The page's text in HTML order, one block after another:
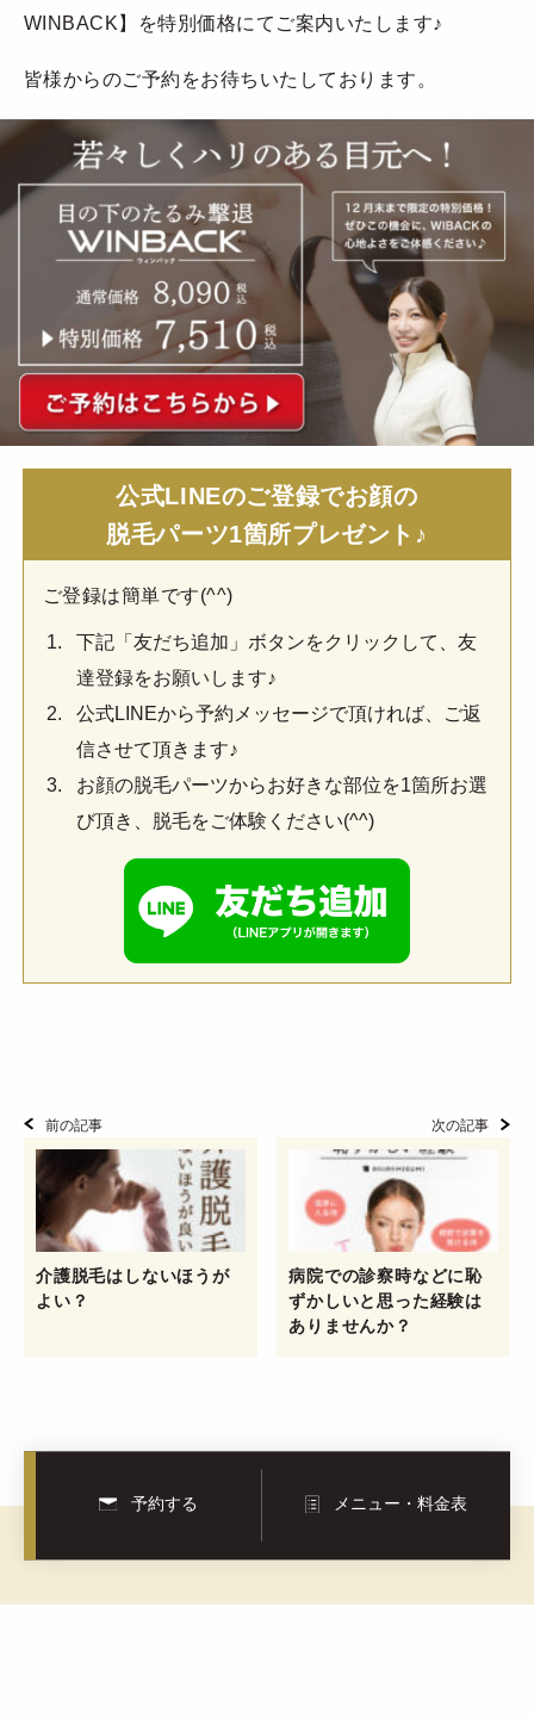
WINBACK】を特別価格にてご案内いたします♪
皆様からのご予約をお待ちいたしております。
公式LINEのご登録でお顔の
脱毛パーツ1箇所プレゼント♪
ご登録は簡単です(^^)
下記「友だち追加」ボタンをクリックして、友
達登録をお願いします♪
公式LINEから予約メッセージで頂ければ、ご返
信させて頂きます♪
お顔の脱毛パーツからお好きな部位を1箇所お選
び頂き、脱毛をご体験ください(^^)
前の記事
介護脱毛はしないほうが
よい？
次の記事
病院での診察時などに恥
ずかしいと思った経験は
ありませんか？
予約する メニュー・料金表